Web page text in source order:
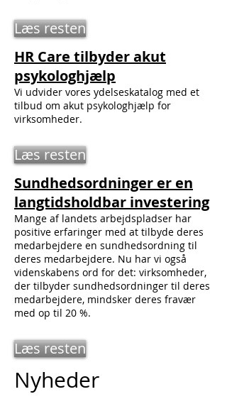
Læs resten
HR Care tilbyder akut
psykologhjælp
Vi udvider vores ydelseskatalog med et
tilbud om akut psykologhjælp for
virksomheder.
Læs resten
Sundhedsordninger er en
langtidsholdbar investering
Mange af landets arbejdspladser har
positive erfaringer med at tilbyde deres
medarbejdere en sundhedsordning til
deres medarbejdere. Nu har vi også
videnskabens ord for det: virksomheder,
der tilbyder sundhedsordninger til deres
medarbejdere, mindsker deres fravær
med op til 20 %.
Læs resten
Nyheder